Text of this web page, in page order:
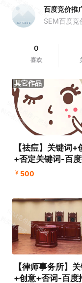
百度竞价推
SEM百度竞
0
喜欢
【祛痘】关键词+
+否定关键词-百度
物料账户备份文件
¥ 500
【律师事务所】
+创意+否词-百度